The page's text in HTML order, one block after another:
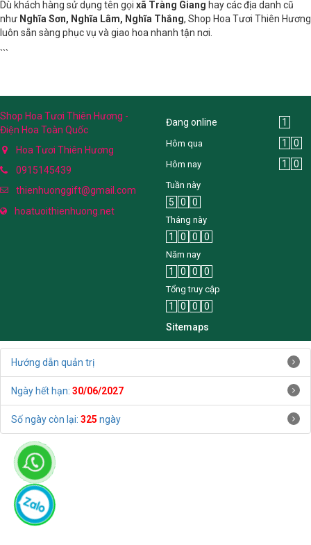
Dù khách hàng sử dụng tên gọi xã Tràng Giang hay các địa danh cũ
như Nghĩa Sơn, Nghĩa Lâm, Nghĩa Thắng, Shop Hoa Tươi Thiên Hương
luôn sẵn sàng phục vụ và giao hoa nhanh tận nơi.
```
Shop Hoa Tươi Thiên Hương -
Điện Hoa Toàn Quốc
Hoa Tươi Thiên Hương
0915145439
thienhuonggift@gmail.com
hoatuoithienhuong.net
Đang online 1
Hôm qua 1 0
Hôm nay 1 0
Tuần này
5 0 0
Tháng này
1 0 0 0
Năm nay
1 0 0 0
Tổng truy cập
1 0 0
0
Sitemaps
Hướng dẫn quản trị
Ngày hết hạn: 30/06/2027
Số ngày còn lại: 325 ngày